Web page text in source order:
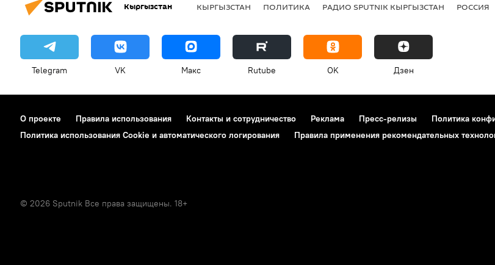
Кыргызстан КЫРГЫЗСТАН ПОЛИТИКА РАДИО SPUTNIK КЫРГЫЗСТАН РОССИЯ
Telegram VK Макс Rutube OK Дзен
О проекте Правила использования Контакты и сотрудничество Реклама Пресс-релизы
Политика
Политика использования Cookie и автоматического логирования
Правила применения рекомендательных
© 2026 Sputnik Все права защищены. 18+